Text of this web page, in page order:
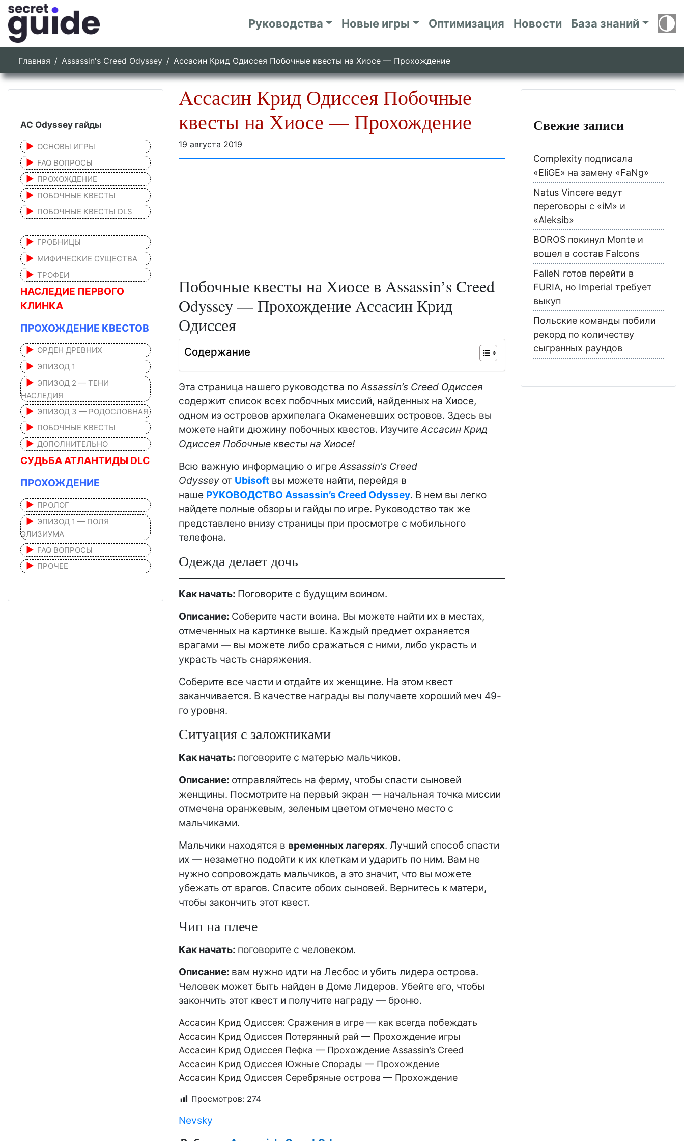
Руководства Новые игры Оптимизация Новости База знаний
Главная Assassin's Creed Odyssey Aссасин Крид Одиссея Побочные квесты на Хиосе — Прохождение
Aссасин Крид Одиссея Побочные
квесты на Хиосе — Прохождение
19 августа 2019
Побочные квесты на Хиосе в Assassin’s Creed
Odyssey — Прохождение Aссасин Крид
Одиссея
Содержание
Эта страница нашего руководства поAssassin’s Creed Одиссея
содержит список всех побочных миссий, найденных на Хиосе,
одном из островов архипелага Окаменевших островов. Здесь вы
можете найти дюжину побочных квестов. ИзучитеAссасин Крид
Одиссея Побочные квесты на Хиосе!
Всю важную информацию о игреAssassin’s Creed
Odyssey от Ubisoft вы можете найти, перейдя в
наше РУКОВОДСТВО Assassin’s Creed Odyssey. В нем вы легко
найдете полные обзоры и гайды по игре. Руководство так же
представлено внизу страницы при просмотре с мобильного
телефона.
Одежда делает дочь
Как начать: Поговорите с будущим воином.
Описание: Соберите части воина. Вы можете найти их в местах,
отмеченных на картинке выше. Каждый предмет охраняется
врагами — вы можете либо сражаться с ними, либо украсть и
украсть часть снаряжения.
Соберите все части и отдайте их женщине. На этом квест
заканчивается. В качестве награды вы получаете хороший меч 49-
го уровня.
Ситуация с заложниками
Как начать: поговорите с матерью мальчиков.
Описание: отправляйтесь на ферму, чтобы спасти сыновей
женщины. Посмотрите на первый экран — начальная точка миссии
отмечена оранжевым, зеленым цветом отмечено место с
мальчиками.
Мальчики находятся в временных лагерях. Лучший способ спасти
их — незаметно подойти к их клеткам и ударить по ним. Вам не
нужно сопровождать мальчиков, а это значит, что вы можете
убежать от врагов. Спасите обоих сыновей. Вернитесь к матери,
чтобы закончить этот квест.
Чип на плече
Как начать: поговорите с человеком.
Описание: вам нужно идти на Лесбос и убить лидера острова.
Человек может быть найден в Доме Лидеров. Убейте его, чтобы
закончить этот квест и получите награду — броню.
Aссасин Крид Одиссея: Сражения в игре — как всегда побеждать
Aссасин Крид Одиссея Потерянный рай — Прохождение игры
Aссасин Крид Одиссея Пефка — Прохождение Assassin’s Creed
Aссасин Крид Одиссея Южные Спорады — Прохождение
Aссасин Крид Одиссея Серебряные острова — Прохождение
Просмотров: 274
Nevsky
AC Odyssey гайды
ОСНОВЫ ИГРЫ
FAQ ВОПРОСЫ
ПРОХОЖДЕНИЕ
ПОБОЧНЫЕ КВЕСТЫ
ПОБОЧНЫЕ КВЕСТЫ DLS
ГРОБНИЦЫ
МИФИЧЕСКИЕ СУЩЕСТВА
ТРОФЕИ
НАСЛЕДИЕ ПЕРВОГО
КЛИНКА
ПРОХОЖДЕНИЕ КВЕСТОВ
ОРДЕН ДРЕВНИХ
ЭПИЗОД 1
ЭПИЗОД 2 — ТЕНИ
НАСЛЕДИЯ
ЭПИЗОД 3 — РОДОСЛОВНАЯ
ПОБОЧНЫЕ КВЕСТЫ
ДОПОЛНИТЕЛЬНО
СУДЬБА АТЛАНТИДЫ DLC
ПРОХОЖДЕНИЕ
ПРОЛОГ
ЭПИЗОД 1 — ПОЛЯ
ЭЛИЗИУМА
FAQ ВОПРОСЫ
ПРОЧЕЕ
Свежие записи
Complexity подписала
«EliGE» на замену «FaNg»
Natus Vincere ведут
переговоры с «iM» и
«Aleksib»
BOROS покинул Monte и
вошел в состав Falcons
FalleN готов перейти в
FURIA, но Imperial требует
выкуп
Польские команды побили
рекорд по количеству
сыгранных раундов